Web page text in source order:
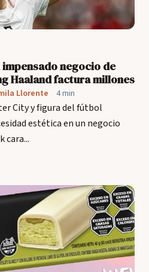
negocio de
Haaland factura millones
Llorente 4 min
City y figura del fútbol
estética en un negocio
cara...